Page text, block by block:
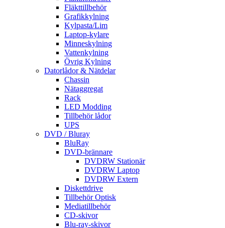
Fläkttillbehör
Grafikkylning
Kylpasta/Lim
Laptop-kylare
Minneskylning
Vattenkylning
Övrig Kylning
Datorlådor & Nätdelar
Chassin
Nätaggregat
Rack
LED Modding
Tillbehör lådor
UPS
DVD / Bluray
BluRay
DVD-brännare
DVDRW Stationär
DVDRW Laptop
DVDRW Extern
Diskettdrive
Tillbehör Optisk
Mediatillbehör
CD-skivor
Blu-ray-skivor